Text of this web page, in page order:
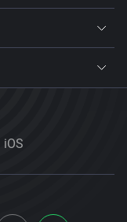
iOS